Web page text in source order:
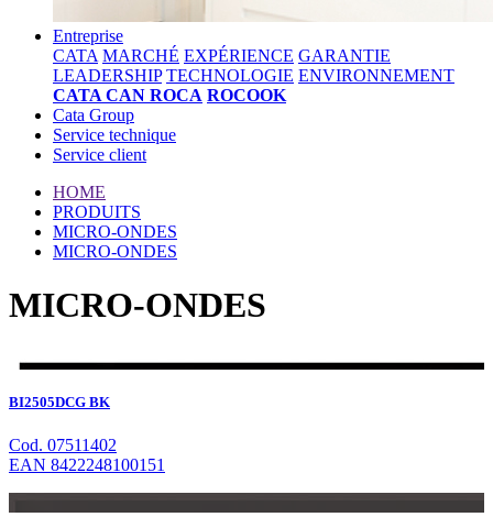
Entreprise
CATA MARCHÉ EXPÉRIENCE GARANTIE
LEADERSHIP TECHNOLOGIE ENVIRONNEMENT
CATA CAN ROCA ROCOOK
Cata Group
Service technique
Service client
HOME
PRODUITS
MICRO-ONDES
MICRO-ONDES
MICRO-ONDES
BI2505DCG BK
Cod. 07511402
EAN 8422248100151